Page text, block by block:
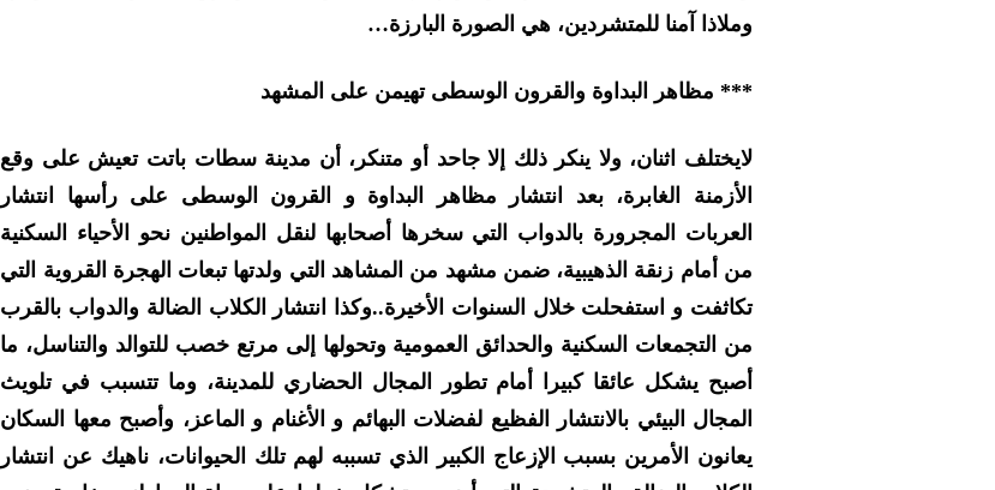
وملاذا آمنا للمتشردين، هي الصورة البارزة…
*** مظاهر البداوة والقرون الوسطى تهيمن على المشهد
لايختلف اثنان، ولا ينكر ذلك إلا جاحد أو متنكر، أن مدينة سطات باتت تعيش على وقع
الأزمنة الغابرة، بعد انتشار مظاهر البداوة و القرون الوسطى على رأسها انتشار
العربات المجرورة بالدواب التي سخرها أصحابها لنقل المواطنين نحو الأحياء السكنية
من أمام زنقة الذهيبية، ضمن مشهد من المشاهد التي ولدتها تبعات الهجرة القروية التي
تكاثفت و استفحلت خلال السنوات الأخيرة..وكذا انتشار الكلاب الضالة والدواب بالقرب
من التجمعات السكنية والحدائق العمومية وتحولها إلى مرتع خصب للتوالد والتناسل، ما
أصبح يشكل عائقا كبيرا أمام تطور المجال الحضاري للمدينة، وما تتسبب في تلويث
المجال البيئي بالانتشار الفظيع لفضلات البهائم و الأغنام و الماعز، وأصبح معها السكان
يعانون الأمرين بسبب الإزعاج الكبير الذي تسببه لهم تلك الحيوانات، ناهيك عن انتشار